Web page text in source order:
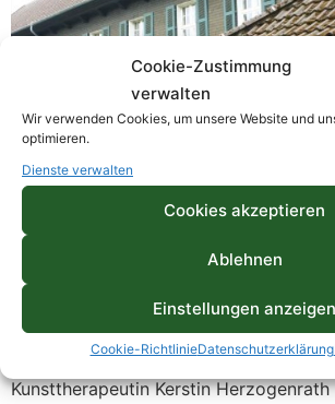
Cookie-Zustimmung
verwalten
Wir verwenden Cookies, um unsere Website und
optimieren.
Dienste verwalten
Cookies akzeptieren
Ablehnen
Einstellungen anzeigen
Cookie-RichtlinieDatenschutzerklärung
Das GERD-Team
Funkestiftung Essen besteht aus dem
Freizeitpädagogen Marko Adler, der
Kunsttherapeutin Kerstin Herzogenrath